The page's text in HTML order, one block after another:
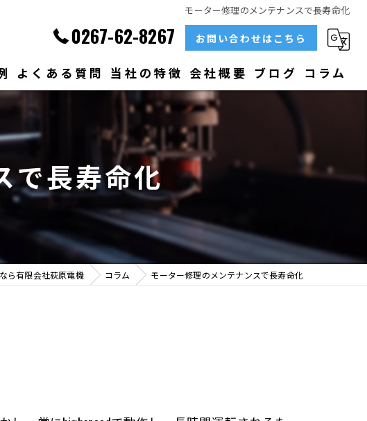
モーター修理のメンテナンスで長寿命化
0267-62-8267 お問い合わせはこちら
よくある質問 当社の特徴
ベアリング
大型
メンテナンス
販売
会社概要 ブログ コラム
で長寿命化
ら有限会社荻原電機 コラム モーター修理のメンテナンスで長寿命化